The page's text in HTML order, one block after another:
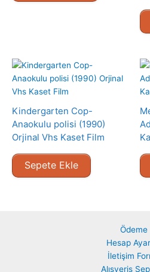
Kindergarten Cop-
Anaokulu polisi (1990)
Orjinal Vhs Kaset Film
Sepete Ekle
Ödeme
Hesap
İletişim
Alışveriş